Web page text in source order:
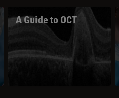
A Guide to OCT